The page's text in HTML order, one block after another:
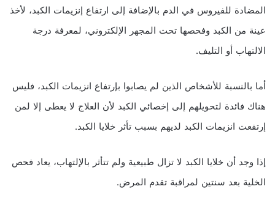
المضادة للفيروس في الدم بالإضافة إلى ارتفاع إنزيمات الكبد، لأخذ
عينة من الكبد وفحصها تحت المجهر الإلكتروني، لمعرفة درجة
الالتهاب أو التليف.
أما بالنسبة للأشخاص الذين لم يصابوا بإرتفاع انزيمات الكبد، فليس
هناك فائدة لتحويلهم إلى إخصائي الكبد لأن العلاج لا يعطى إلا لمن
إرتفعت انزيمات الكبد لديهم بسبب تأثر خلايا الكبد.
إذا وجد أن خلايا الكبد لا تزال طبيعية ولم تتأثر بالإلتهاب، يعاد فحص
الخلية بعد سنتين لمراقبة تقدم المرض.